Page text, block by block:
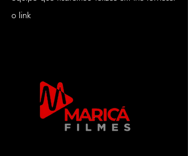
o link